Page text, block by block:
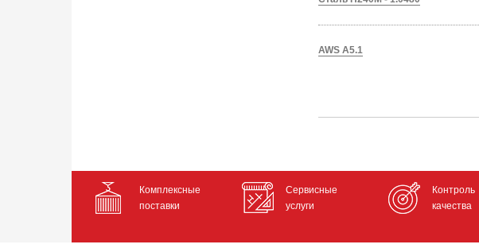
AWS A5.1
Комплексные
поставки
Сервисные
услуги
Контроль
качества